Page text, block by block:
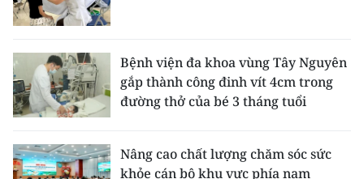
Bệnh viện đa khoa vùng Tây Nguyên
gắp thành công đinh vít 4cm trong
đường thở của bé 3 tháng tuổi
Nâng cao chất lượng chăm sóc sức
khỏe cán bộ khu vực phía nam